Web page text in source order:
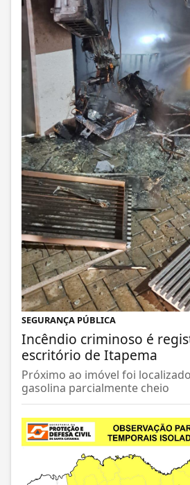
SEGURANÇA PÚBLICA
Incêndio criminoso é
escritório de Itapema
Próximo ao imóvel foi
gasolina parcialmente cheio